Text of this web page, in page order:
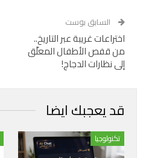
السابق بوست
اختراعات غريبة عبر التاريخ..
من قفص الأطفال المعلّق
إلى نظارات الدجاج!
قد يعجبك ايضا
تكنولوجيا